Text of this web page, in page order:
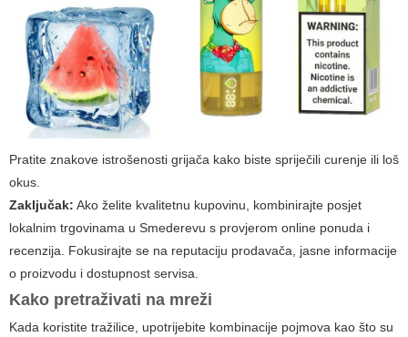
Pratite znakove istrošenosti grijača kako biste spriječili curenje ili loš
okus.
Zaključak: Ako želite kvalitetnu kupovinu, kombinirajte posjet
lokalnim trgovinama u Smederevu s provjerom online ponuda i
recenzija. Fokusirajte se na reputaciju prodavača, jasne informacije
o proizvodu i dostupnost servisa.
Kako pretraživati na mreži
Kada koristite tražilice, upotrijebite kombinacije pojmova kao što su